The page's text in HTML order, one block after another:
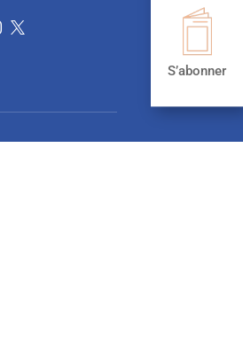
S’abonner
